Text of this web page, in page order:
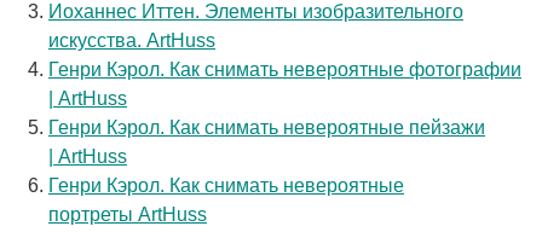
Иоханнес Иттен. Элементы изобразительного
искусства. ArtHuss
Генри Кэрол. Как снимать невероятные фотографии
| ArtHuss
Генри Кэрол. Как снимать невероятные пейзажи
| ArtHuss
Генри Кэрол. Как снимать невероятные
портреты ArtHuss